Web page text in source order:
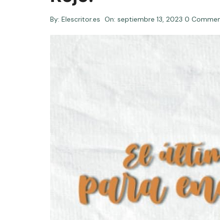
By: Elescritor.es On: septiembre 13, 2023 0